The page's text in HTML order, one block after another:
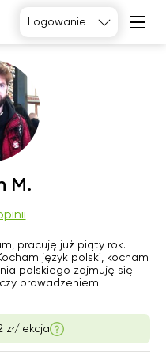
angielski
Język
francuski
Język
hiszpański
Logowanie
6 osób poleca
M.
pracuję już piąty rok.
język polski, kocham
polskiego zajmuję się
prowadzeniem
zł/lekcja
sob
15:00 12:00